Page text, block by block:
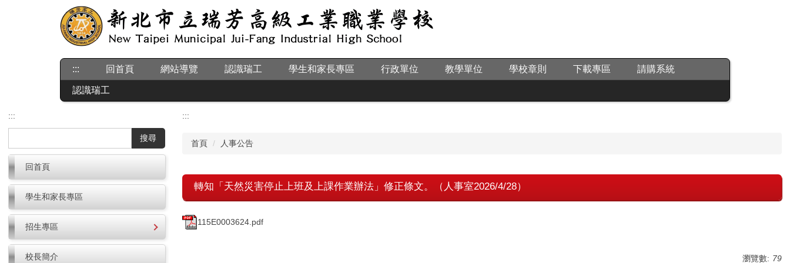
::: 回首頁 網站導覽 認識瑞工 學生和家長專區 行政單位 教學單位 學校章則 下載專區 請購系統
認識瑞工
:::
搜尋
回首頁
學生和家長專區
招生專區
校長簡介
:::
首頁 人事公告
轉知「天然災害停止上班及上課作業辦法」修正條文。（人事室2026/4/28）
115E0003624.pdf
瀏覽數: 79